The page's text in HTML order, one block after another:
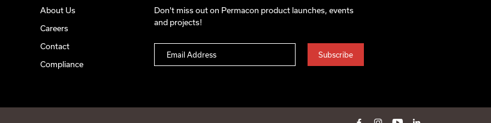
About Us
Careers
Contact
Compliance
Don't miss out on Permacon product launches, events
and projects!